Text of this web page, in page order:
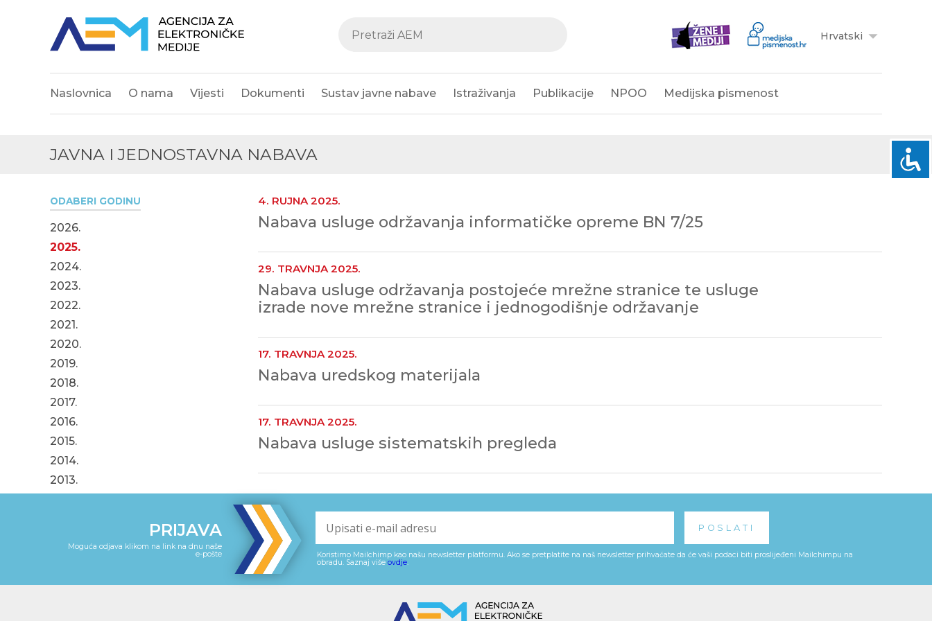
Hrvatski
Naslovnica O nama Vijesti Dokumenti Sustav javne nabave Istraživanja Publikacije NPOO Medijska pismenost
JAVNA I JEDNOSTAVNA NABAVA
ODABERI GODINU
2026.
2025.
2024.
2023.
2022.
2021.
2020.
2019.
2018.
2017.
2016.
2015.
2014.
2013.
4. RUJNA 2025.
Nabava usluge održavanja informatičke opreme BN 7/25
29. TRAVNJA 2025.
Nabava usluge održavanja postojeće mrežne stranice te usluge
izrade nove mrežne stranice i jednogodišnje održavanje
17. TRAVNJA 2025.
Nabava uredskog materijala
17. TRAVNJA 2025.
Nabava usluge sistematskih pregleda
PRIJAVA
Moguća odjava klikom na link na dnu naše
e-pošte
Koristimo Mailchimp kao našu newsletter platformu. Ako se pretplatite na naš newsletter prihvaćate da će vaši podaci biti proslijeđeni Mailchimpu na
obradu. Saznaj više ovdje.